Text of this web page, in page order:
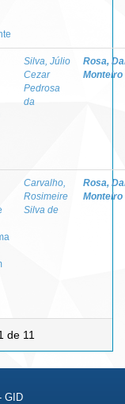
Silva, Júlio
Cezar
Pedrosa
da
Rosa,
Monteiro
Carvalho,
Rosimeire
Silva de
Rosa,
Monteiro
de 11
GID